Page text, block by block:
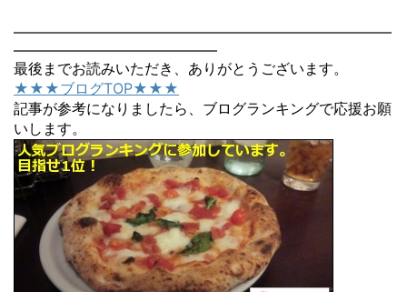
――――――――――――――――――――――――――
――――――――――――――
最後までお読みいただき、ありがとうございます。
★★★ブログTOP★★★
記事が参考になりましたら、ブログランキングで応援お願
いします。